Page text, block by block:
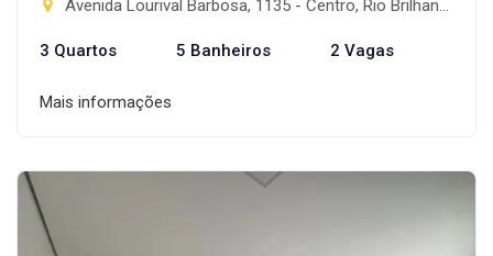
Avenida Lourival Barbosa, 1135 - Centro, Rio Brilhante-MS
3 Quartos 5 Banheiros 2 Vagas
Mais informações